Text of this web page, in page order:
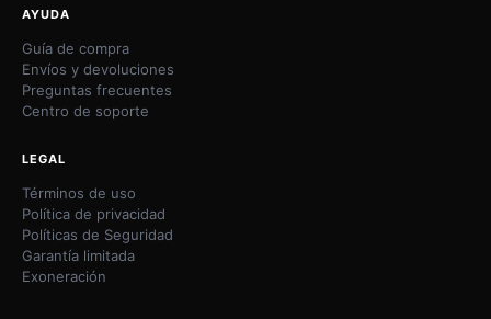
AYUDA
Guía de compra
Envíos y devoluciones
Preguntas frecuentes
Centro de soporte
LEGAL
Términos de uso
Política de privacidad
Políticas de Seguridad
Garantía limitada
Exoneración